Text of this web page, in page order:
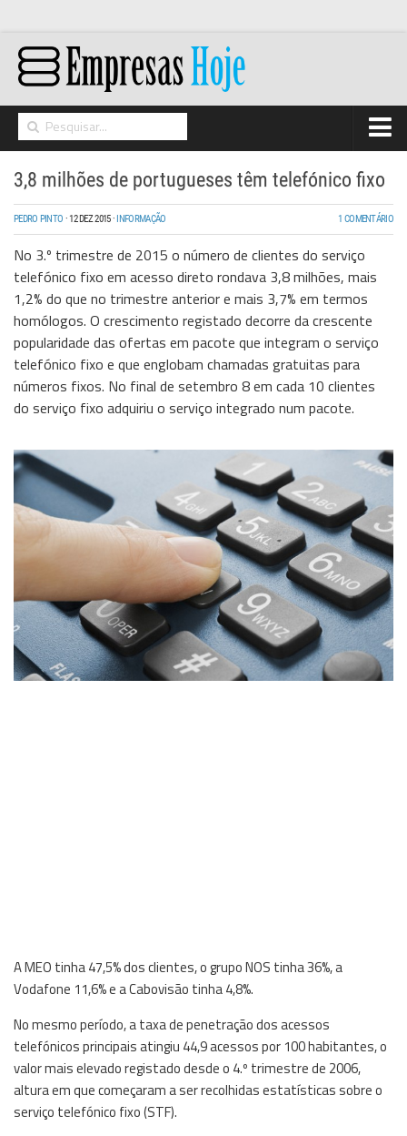
Home
Networking
Segurança
High Tech
Hosting/Cloud
I&D
Opinião
Storage
Informação
3,8 milhões de portugueses têm telefónico fixo
PEDRO PINTO ·12 DEZ 2015· INFORMAÇÃO 1 COMENTÁRIO
No 3.º trimestre de 2015 o número de clientes do serviço
telefónico fixo em acesso direto rondava 3,8 milhões, mais
1,2% do que no trimestre anterior e mais 3,7% em termos
homólogos. O crescimento registado decorre da crescente
popularidade das ofertas em pacote que integram o serviço
telefónico fixo e que englobam chamadas gratuitas para
números fixos. No final de setembro 8 em cada 10 clientes
do serviço fixo adquiriu o serviço integrado num pacote.
A MEO tinha 47,5% dos clientes, o grupo NOS tinha 36%, a
Vodafone 11,6% e a Cabovisão tinha 4,8%.
No mesmo período, a taxa de penetração dos acessos
telefónicos principais atingiu 44,9 acessos por 100 habitantes, o
valor mais elevado registado desde o 4.º trimestre de 2006,
altura em que começaram a ser recolhidas estatísticas sobre o
serviço telefónico fixo (STF).